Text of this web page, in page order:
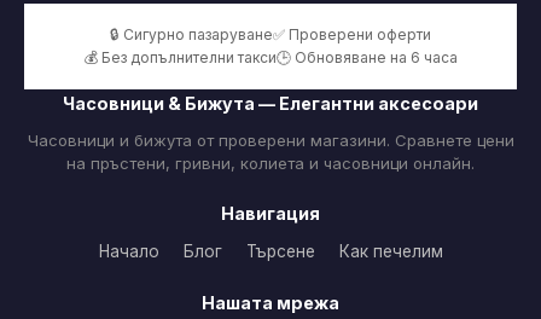
🔒 Сигурно пазаруване✅ Проверени оферти
💰 Без допълнителни такси🕒 Обновяване на 6 часа
Часовници & Бижута — Елегантни аксесоари
Часовници и бижута от проверени магазини. Сравнете цени
на пръстени, гривни, колиета и часовници онлайн.
Навигация
Начало Блог Търсене Как печелим
Нашата мрежа